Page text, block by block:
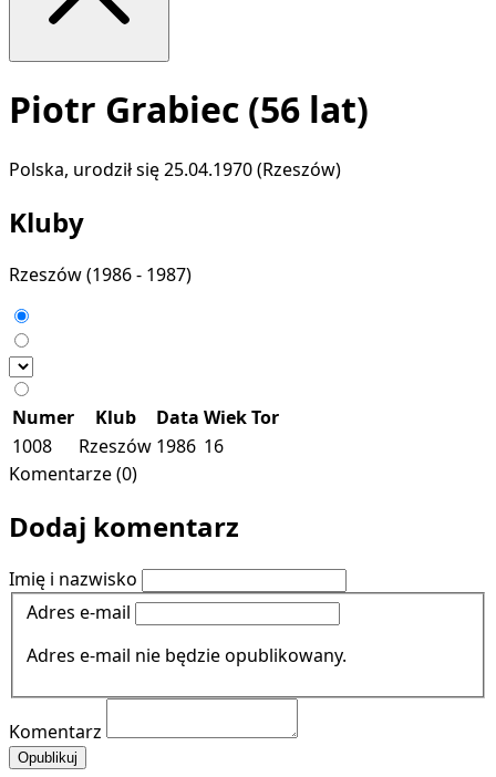
Piotr Grabiec (56 lat)
Polska, urodził się 25.04.1970 (Rzeszów)
Kluby
Rzeszów(1986 - 1987)
Numer Klub Data WiekTor
1008
Rzeszów 1986 16
Komentarze (0)
Dodaj komentarz
Imię i nazwisko
Adres e-mail
Adres e-mail nie będzie opublikowany.
Komentarz
Opublikuj